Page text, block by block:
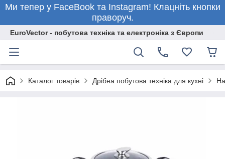
Ми тепер у FaceBook та Instagram! Клацніть кнопки
праворуч.
EuroVector - побутова техніка та електроніка з Європи
Каталог товарів Дрібна побутова техніка для кухні